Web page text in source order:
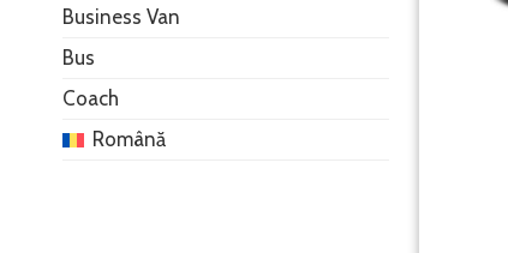
Business Van
Bus
Coach
Română